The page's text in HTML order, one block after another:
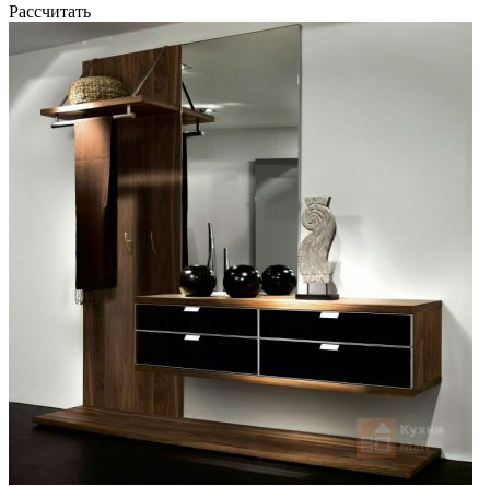
Рассчитать